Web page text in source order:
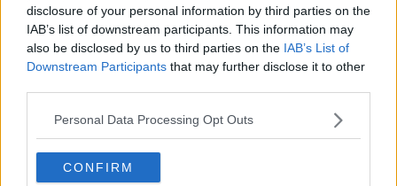
disclosure of your personal information by third parties on the
IAB’s list of downstream participants. This information may
also be disclosed by us to third parties on the IAB’s List of
Downstream Participants that may further disclose it to other
Personal Data Processing Opt Outs
CONFIRM
PROVINCIA DI LIVORNO —Questi i prezzi dei carburantirilevati
al giorno 10 January 2026 dalMinistero dello sviluppo
economico